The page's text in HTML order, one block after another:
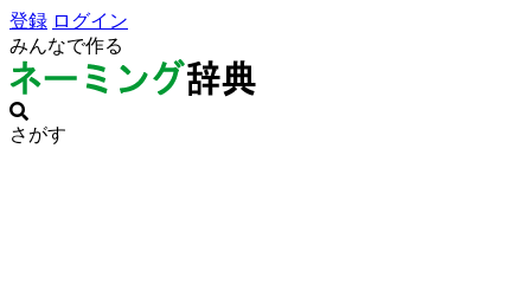
登録 ログイン
みんなで作る
さがす